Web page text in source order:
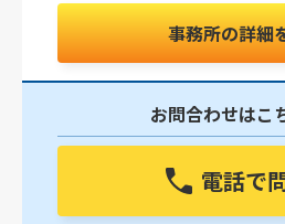
事務所の詳細
お問合わせはこ
電話で